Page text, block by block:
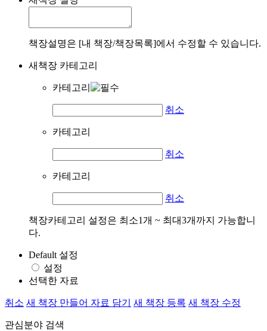
책장설명은 [내 책장/책장목록]에서 수정할 수 있습니다.
새책장 카테고리
카테고리
취소
카테고리
취소
카테고리
취소
책장카테고리 설정은 최소1개 ~ 최대3개까지 가능합니
다.
Default 설정
설정
선택한 자료
취소 새 책장 만들어 자료 담기 새 책장 등록 새 책장 수정
관심분야 검색